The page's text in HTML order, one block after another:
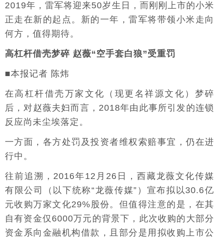
2019年，雷军将迎来50岁生日，而刚刚上市的小米
正走在新的起点。新的一年，雷军将带领小米走向
何方，值得期待。
高杠杆借壳梦碎 赵薇“空手套白狼”受重罚
■本报记者 陈炜
在高杠杆借壳万家文化（现更名祥源文化）梦碎
后，对赵薇夫妇而言，2018年由此事所引发的连锁
反应尚未尘埃落定。
一方面，各方处罚及投资者维权索赔事宜，仍在进
行中。
往前追溯，2016年12月26日，西藏龙薇文化传媒
有限公司（以下统称“龙薇传媒”）宣布拟以30.6亿
元收购万家文化29%股份。但值得注意的是，在其
自有资金仅6000万元的背景下，此次收购的大部分
资金系向金融机构借款，且部分是用拟收购上市公